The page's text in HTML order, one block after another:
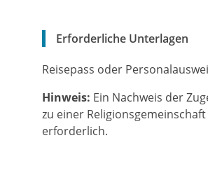
Erforderliche Unterlagen
Reisepass oder
Hinweis: Ein Nachweis der
zu einer
erforderlich.